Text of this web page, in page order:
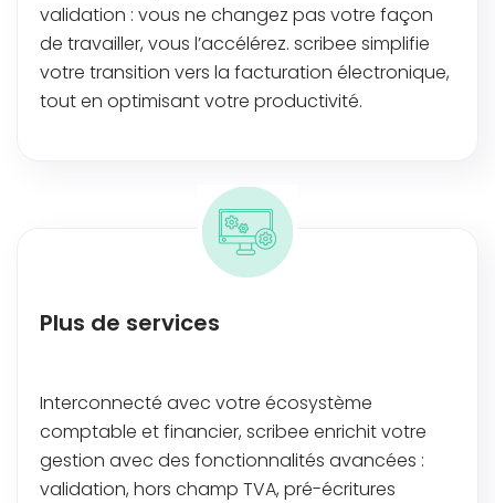
validation : vous ne changez pas votre façon
de travailler, vous l’accélérez. scribee simplifie
votre transition vers la facturation électronique,
tout en optimisant votre productivité.
Plus de services
Interconnecté avec votre écosystème
comptable et financier, scribee enrichit votre
gestion avec des fonctionnalités avancées :
validation, hors champ TVA, pré-écritures